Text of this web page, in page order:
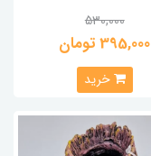
530,000
395,000 تومان
خرید